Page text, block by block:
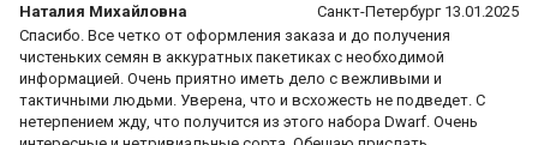
Наталия Михайловна
Санкт-Петербург 13.01.2025
Спасибо. Все четко от оформления заказа и до получения
чистеньких семян в аккуратных пакетиках с необходимой
информацией. Очень приятно иметь дело с вежливыми и
тактичными людьми. Уверена, что и всхожесть не подведет. С
нетерпением жду, что получится из этого набора Dwarf. Очень